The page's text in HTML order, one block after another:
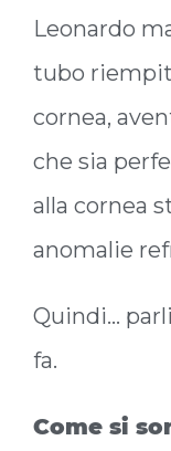
Leonardo
tubo
cornea,
che sia
alla cornea
anomalie
Quindi…
fa.
Come si